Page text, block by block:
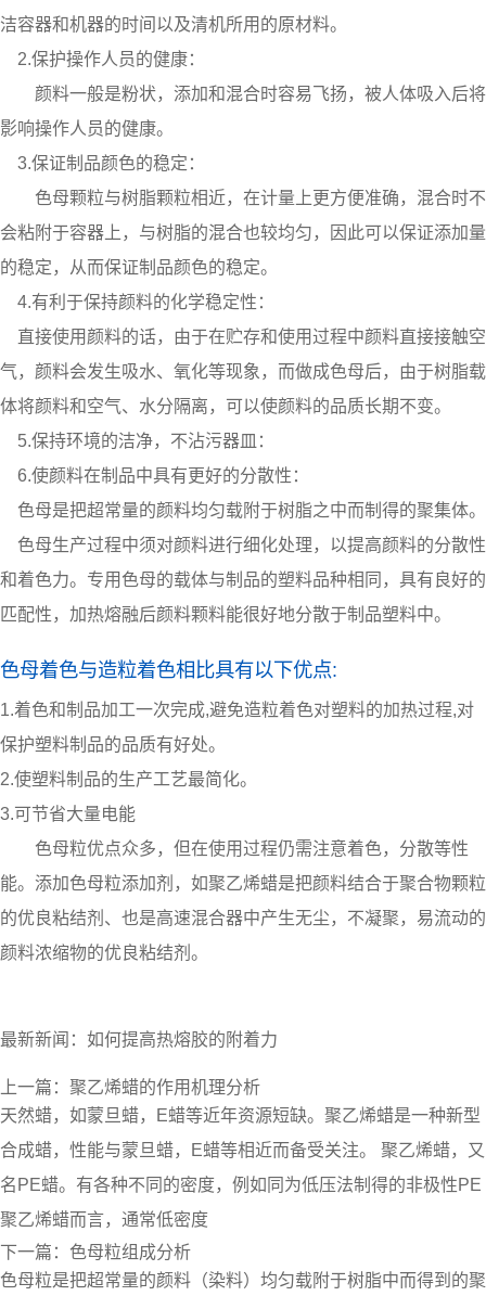
洁容器和机器的时间以及清机所用的原材料。
2.保护操作人员的健康：
颜料一般是粉状，添加和混合时容易飞扬，被人体吸入后将
影响操作人员的健康。
3.保证制品颜色的稳定：
色母颗粒与树脂颗粒相近，在计量上更方便准确，混合时不
会粘附于容器上，与树脂的混合也较均匀，因此可以保证添加量
的稳定，从而保证制品颜色的稳定。
4.有利于保持颜料的化学稳定性：
直接使用颜料的话，由于在贮存和使用过程中颜料直接接触空
气，颜料会发生吸水、氧化等现象，而做成色母后，由于树脂载
体将颜料和空气、水分隔离，可以使颜料的品质长期不变。
5.保持环境的洁净，不沾污器皿：
6.使颜料在制品中具有更好的分散性：
色母是把超常量的颜料均匀载附于树脂之中而制得的聚集体。
色母生产过程中须对颜料进行细化处理，以提高颜料的分散性
和着色力。专用色母的载体与制品的塑料品种相同，具有良好的
匹配性，加热熔融后颜料颗料能很好地分散于制品塑料中。
色母着色与造粒着色相比具有以下优点:
1.着色和制品加工一次完成,避免造粒着色对塑料的加热过程,对
保护塑料制品的品质有好处。
2.使塑料制品的生产工艺最简化。
3.可节省大量电能
色母粒优点众多，但在使用过程仍需注意着色，分散等性
能。添加色母粒添加剂，如聚乙烯蜡是把颜料结合于聚合物颗粒
的优良粘结剂、也是高速混合器中产生无尘，不凝聚，易流动的
颜料浓缩物的优良粘结剂。
最新新闻： 如何提高热熔胶的附着力
上一篇： 聚乙烯蜡的作用机理分析
天然蜡，如蒙旦蜡，E蜡等近年资源短缺。聚乙烯蜡是一种新型
合成蜡，性能与蒙旦蜡，E蜡等相近而备受关注。 聚乙烯蜡，又
名PE蜡。有各种不同的密度，例如同为低压法制得的非极性PE
聚乙烯蜡而言，通常低密度
下一篇： 色母粒组成分析
色母粒是把超常量的颜料（染料）均匀载附于树脂中而得到的聚